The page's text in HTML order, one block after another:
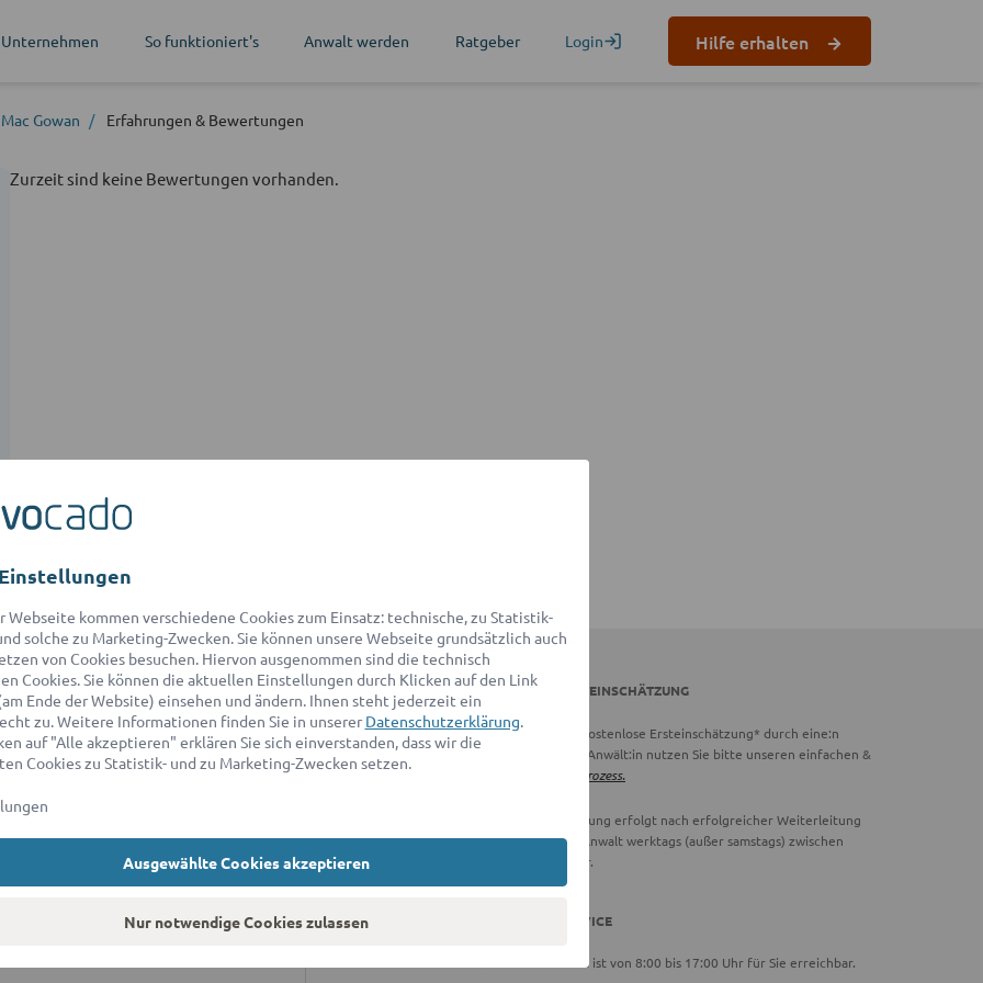
So funktioniert's Anwalt werden Ratgeber Login Hilfe erhalten
Gowan Erfahrungen & Bewertungen
Zurzeit sind keine Bewertungen vorhanden.
FÜR
Erbrecht
Markenrecht
ADVOCADO ERSTEINSCHÄTZUNG
Wichtig:
Für eine kostenlose Ersteinschätzung* durch eine:n
advocado Partner-Anwält:in nutzen Sie bitte unseren einfachen &
Online-Prozess.
*Die Ersteinschätzung erfolgt nach erfolgreicher Weiterleitung
an einen Partner-Anwalt werktags (außer samstags) zwischen
9:00 und 18:00 Uhr.
ADVOCADO SERVICE
Unser Serviceteam ist von 8:00 bis 17:00 Uhr für Sie erreichbar.
Webseite kommen verschiedene Cookies zum Einsatz: technische, zu Statistik-
solche zu Marketing-Zwecken. Sie können unsere Webseite grundsätzlich auch
von Cookies besuchen. Hiervon ausgenommen sind die technisch
Cookies. Sie können die aktuellen Einstellungen durch Klicken auf den Link
Ende der Website) einsehen und ändern. Ihnen steht jederzeit ein
zu. Weitere Informationen finden Sie in unserer Datenschutzerklärung.
auf "Alle akzeptieren" erklären Sie sich einverstanden, dass wir die
Cookies zu Statistik- und zu Marketing-Zwecken setzen.
Ausgewählte Cookies akzeptieren
Nur notwendige Cookies zulassen